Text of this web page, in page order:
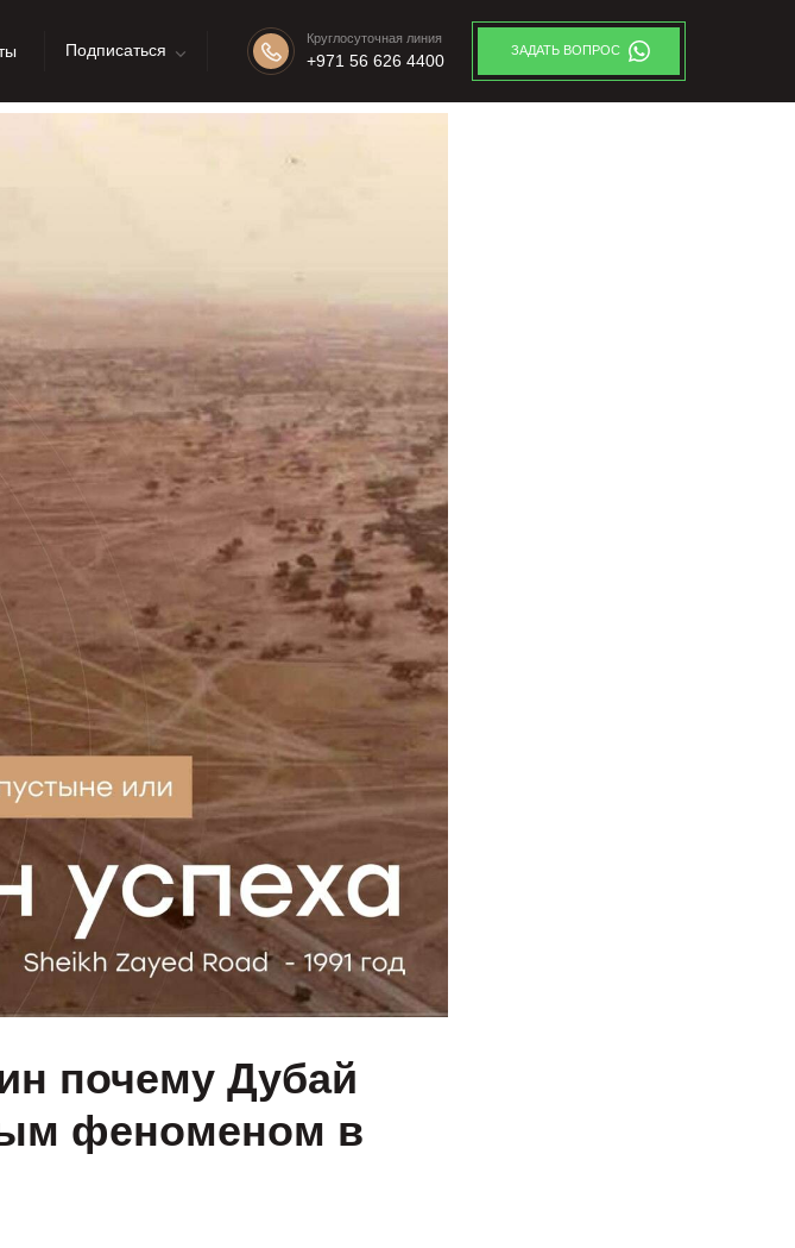
ЗАДАТЬ ВОПРОС
+971 56 626 4400
Круглосуточная линия
Подписаться
почему Дубай
феноменом в